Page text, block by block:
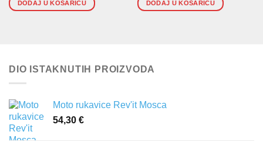
DODAJ U KOŠARICU DODAJ U KOŠARICU
DIO ISTAKNUTIH PROIZVODA
Moto rukavice Rev'it Mosca
54,30 €